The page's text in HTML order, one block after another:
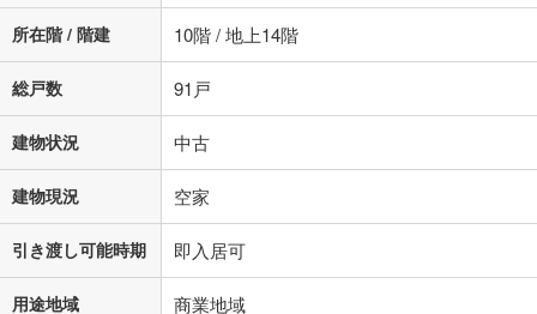
所在階 / 階建 10階 / 地上14階
総戸数 91戸
建物状況 中古
建物現況 空家
引き渡し可能時期 即入居可
用途地域 商業地域